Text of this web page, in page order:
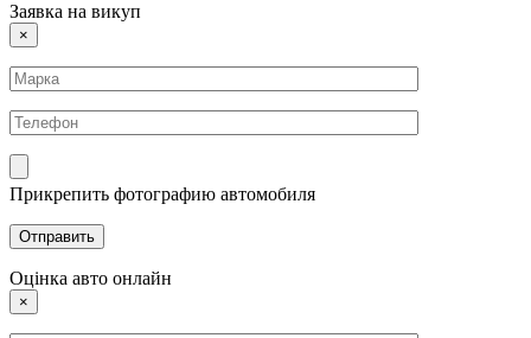
Заявка на викуп
×
Прикрепить фотографию автомобиля
Оцінка авто онлайн
×